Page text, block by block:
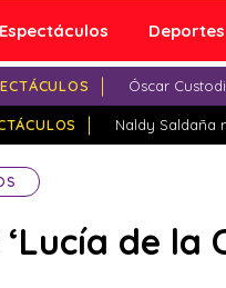
Espectáculos Deportes
Óscar
Naldy Saldaña
‘Lucía de la